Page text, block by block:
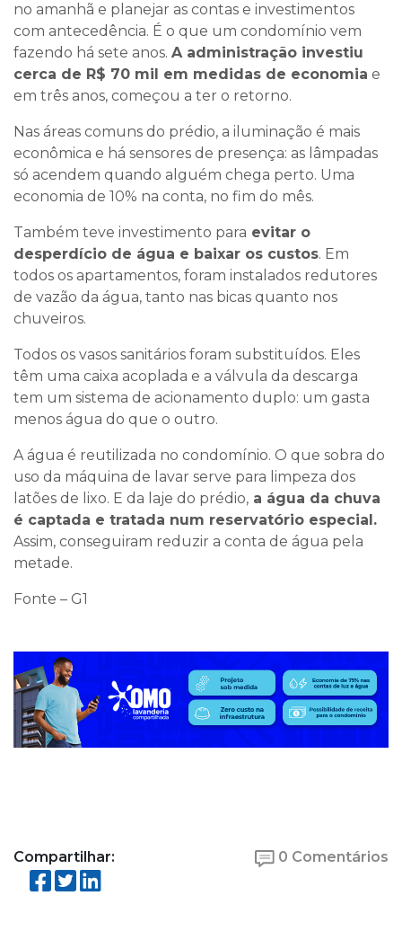
no amanhã e planejar as contas e investimentos
com antecedência. É o que um condomínio vem
fazendo há sete anos. A administração investiu
cerca de R$ 70 mil em medidas de economia e
em três anos, começou a ter o retorno.
Nas áreas comuns do prédio, a iluminação é mais
econômica e há sensores de presença: as lâmpadas
só acendem quando alguém chega perto. Uma
economia de 10% na conta, no fim do mês.
Também teve investimento para evitar o
desperdício de água e baixar os custos. Em
todos os apartamentos, foram instalados redutores
de vazão da água, tanto nas bicas quanto nos
chuveiros.
Todos os vasos sanitários foram substituídos. Eles
têm uma caixa acoplada e a válvula da descarga
tem um sistema de acionamento duplo: um gasta
menos água do que o outro.
A água é reutilizada no condomínio. O que sobra do
uso da máquina de lavar serve para limpeza dos
latões de lixo. E da laje do prédio, a água da chuva
é captada e tratada num reservatório especial.
Assim, conseguiram reduzir a conta de água pela
metade.
Fonte – G1
Compartilhar: 0 Comentários